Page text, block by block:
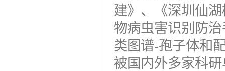
建》、《深圳仙
物病虫害识别防
类图谱-孢子体和
被国内外多家科